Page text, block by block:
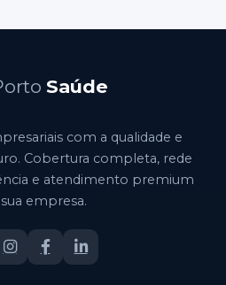
Saúde
com a qualidade e
Cobertura completa, rede
e atendimento premium
empresa.